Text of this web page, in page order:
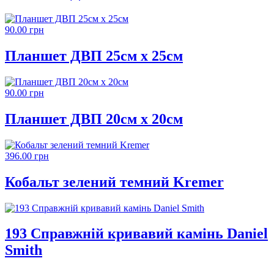
90.00 грн
Планшет ДВП 25см х 25см
90.00 грн
Планшет ДВП 20см х 20см
396.00 грн
Кобальт зелений темний Kremer
193 Справжній кривавий камінь Daniel
Smith